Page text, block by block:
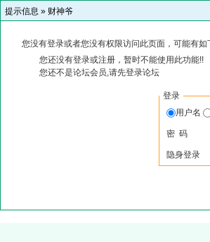
提示信息 » 财神爷
您没有登录或者您没有权限访问此页面，可能有如
您还没有登录或注册，暂时不能使用此功能!!
您还不是论坛会员,请先登录论坛
登录
用户名
密 码
隐身登录